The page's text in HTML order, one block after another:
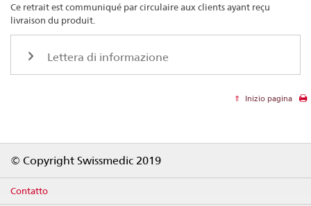
Ce retrait est communiqué par circulaire aux clients ayant reçu
livraison du produit.
Lettera di informazione
Inizio pagina
© Copyright Swissmedic 2019
Contatto